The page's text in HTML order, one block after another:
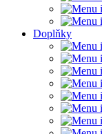
Doplňky